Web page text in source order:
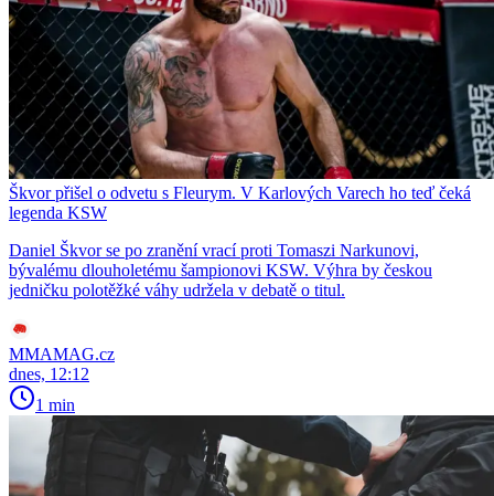
Škvor přišel o odvetu s Fleurym. V Karlových Varech ho teď čeká
legenda KSW
Daniel Škvor se po zranění vrací proti Tomaszi Narkunovi,
bývalému dlouholetému šampionovi KSW. Výhra by českou
jedničku polotěžké váhy udržela v debatě o titul.
MMAMAG.cz
dnes, 12:12
1 min